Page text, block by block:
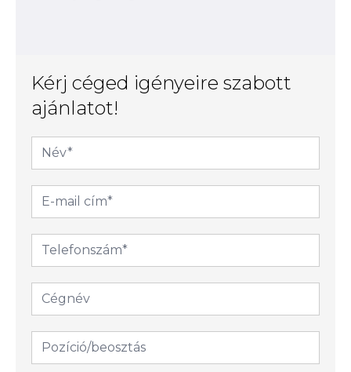
Kérj céged igényeire szabott
ajánlatot!